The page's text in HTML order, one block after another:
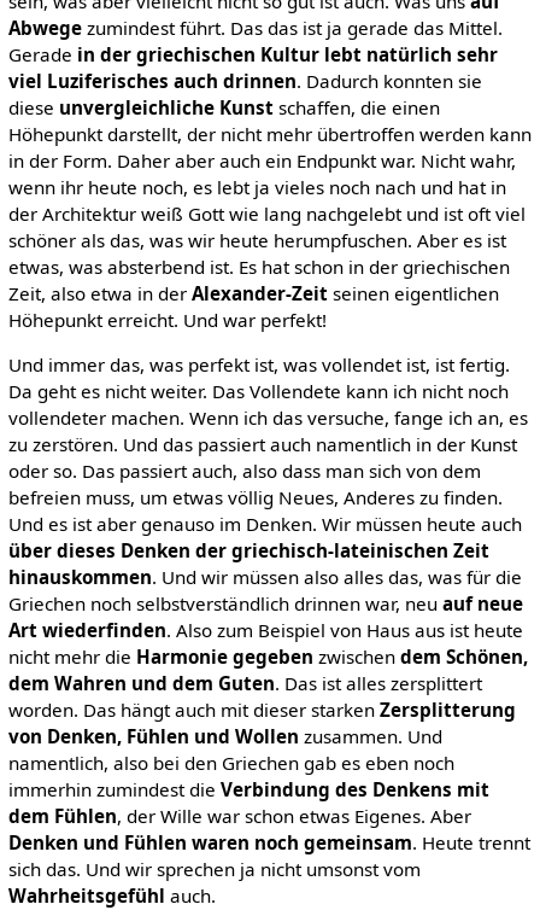
Abwegezumindest führt. Das das ist ja gerade das Mittel.
Gerade in der griechischen Kultur lebt natürlich sehr
viel Luziferisches auch drinnen. Dadurch konnten sie
diese unvergleichliche Kunstschaffen, die einen
Höhepunkt darstellt, der nicht mehr übertroffen werden kann
in der Form. Daher aber auch ein Endpunkt war. Nicht wahr,
wenn ihr heute noch, es lebt ja vieles noch nach und hat in
der Architektur weiß Gott wie lang nachgelebt und ist oft viel
schöner als das, was wir heute herumpfuschen. Aber es ist
etwas, was absterbend ist. Es hat schon in der griechischen
Zeit, also etwa in der Alexander-Zeitseinen eigentlichen
Höhepunkt erreicht. Und war perfekt!
Und immer das, was perfekt ist, was vollendet ist, ist fertig.
Da geht es nicht weiter. Das Vollendete kann ich nicht noch
vollendeter machen. Wenn ich das versuche, fange ich an, es
zu zerstören. Und das passiert auch namentlich in der Kunst
oder so. Das passiert auch, also dass man sich von dem
befreien muss, um etwas völlig Neues, Anderes zu finden.
Und es ist aber genauso im Denken. Wir müssen heute auch
über dieses Denken der griechisch-lateinischen Zeit
hinauskommen. Und wir müssen also alles das, was für die
Griechen noch selbstverständlich drinnen war, neu auf neue
Art wiederfinden. Also zum Beispiel von Haus aus ist heute
nicht mehr die Harmonie gegeben zwischen dem Schönen,
dem Wahren und dem Guten. Das ist alles zersplittert
worden. Das hängt auch mit dieser starken Zersplitterung
von Denken, Fühlen und Wollen zusammen. Und
namentlich, also bei den Griechen gab es eben noch
immerhin zumindest die Verbindung des Denkens mit
dem Fühlen, der Wille war schon etwas Eigenes. Aber
Denken und Fühlen waren noch gemeinsam. Heute trennt
sich das. Und wir sprechen ja nicht umsonst vom
Wahrheitsgefühl auch.